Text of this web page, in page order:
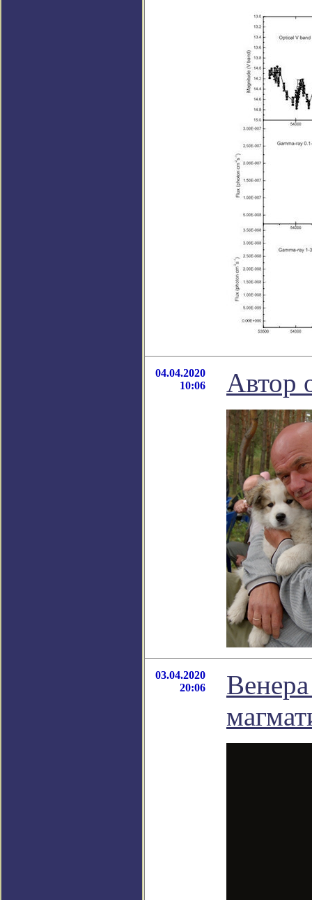
04.04.2020
10:06
Автор
03.04.2020
20:06